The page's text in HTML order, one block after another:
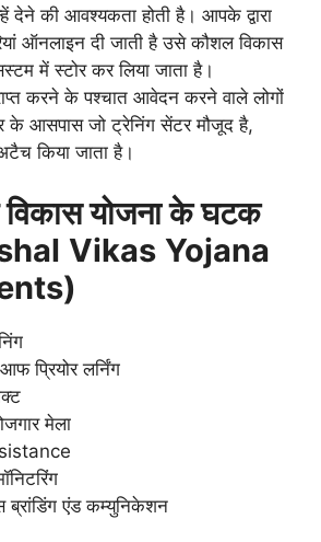
देने की आवश्यकता होती है। आपके द्वारा
ऑनलाइन दी जाती है उसे कौशल विकास
में स्टोर कर लिया जाता है।
करने के पश्चात आवेदन करने वाले लोगों
के आसपास जो ट्रेनिंग सेंटर मौजूद है,
किया जाता है।
विकास योजना के घटक
Vikas Yojana
प्रियोर लर्निंग
मेला
ब्रांडिंग एंड कम्युनिकेशन